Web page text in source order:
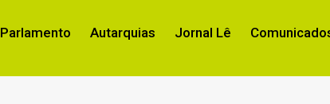
Parlamento Autarquias Jornal Lê